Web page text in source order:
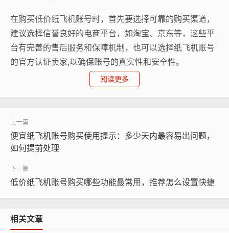
在购买低价纸飞机账号时，首先要选择可靠的购买渠道，
建议选择信誉良好的电商平台，如淘宝、京东等，这些平
台有完善的售后服务和保障机制，也可以选择纸飞机账号
的官方认证卖家,以确保账号的真实性和安全性。
阅读更多
便宜纸飞机账号购买使用提示：多少天内最容易出问题，
如何提前处理
低价纸飞机账号购买哪些功能最常用，推荐怎么设置快捷
相关文章